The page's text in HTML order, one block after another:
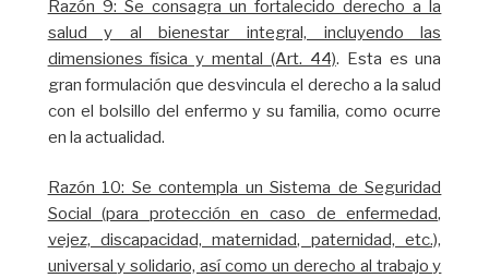
Razón 9: Se consagra un fortalecido derecho a la
salud y al bienestar integral, incluyendo las
dimensiones física y mental (Art. 44). Esta es una
gran formulación que desvincula el derecho a la salud
con el bolsillo del enfermo y su familia, como ocurre
en la actualidad.
Razón 10: Se contempla un Sistema de Seguridad
Social (para protección en caso de enfermedad,
vejez, discapacidad, maternidad, paternidad, etc.),
universal y solidario, así como un derecho al trabajo y